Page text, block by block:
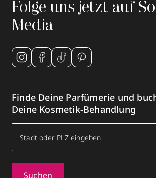
Folge uns jetzt auf
Media
Finde Deine Parfümerie und
Deine Kosmetik-Behandlung
Suchen